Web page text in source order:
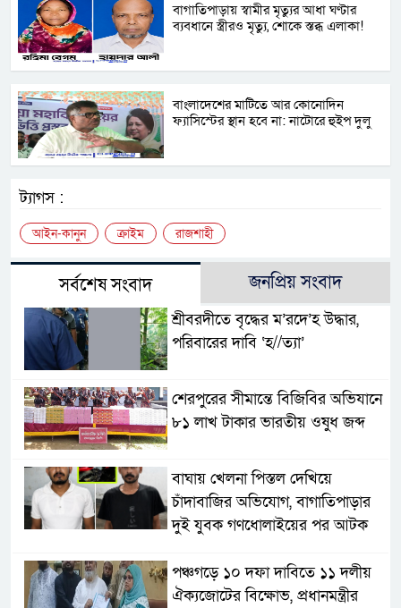
বাগাতিপাড়ায় স্বামীর মৃত্যুর আধা ঘণ্টার
ব্যবধানে স্ত্রীরও মৃত্যু, শোকে স্তব্ধ এলাকা!
বাংলাদেশের মাটিতে আর কোনোদিন
ফ্যাসিস্টের স্থান হবে না: নাটোরে হুইপ দুলু
ট্যাগস :
আইন-কানুন ক্রাইম রাজশাহী
সর্বশেষ সংবাদ জনপ্রিয় সংবাদ
শ্রীবরদীতে বৃদ্ধের ম’রদে’হ উদ্ধার,
পরিবারের দাবি ‘হ//ত্যা’
শেরপুরের সীমান্তে বিজিবির অভিযানে
৮১ লাখ টাকার ভারতীয় ওষুধ জব্দ
বাঘায় খেলনা পিস্তল দেখিয়ে
চাঁদাবাজির অভিযোগ, বাগাতিপাড়ার
দুই যুবক গণধোলাইয়ের পর আটক
পঞ্চগড়ে ১০ দফা দাবিতে ১১ দলীয়
ঐক্যজোটের বিক্ষোভ, প্রধানমন্ত্রীর